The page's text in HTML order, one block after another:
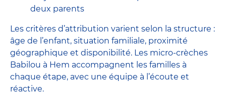
deux parents
Les critères d’attribution varient selon la structure :
âge de l’enfant, situation familiale, proximité
géographique et disponibilité. Les micro-crèches
Babilou à Hem accompagnent les familles à
chaque étape, avec une équipe à l’écoute et
réactive.